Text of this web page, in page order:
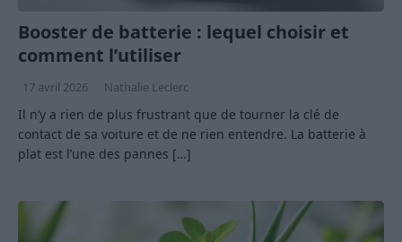
Booster de batterie : lequel choisir et
comment l’utiliser
17 avril 2026 Nathalie Leclerc
Il n’y a rien de plus frustrant que de tourner la clé de
contact de sa voiture et de ne rien entendre. La batterie à
plat est l’une des pannes […]